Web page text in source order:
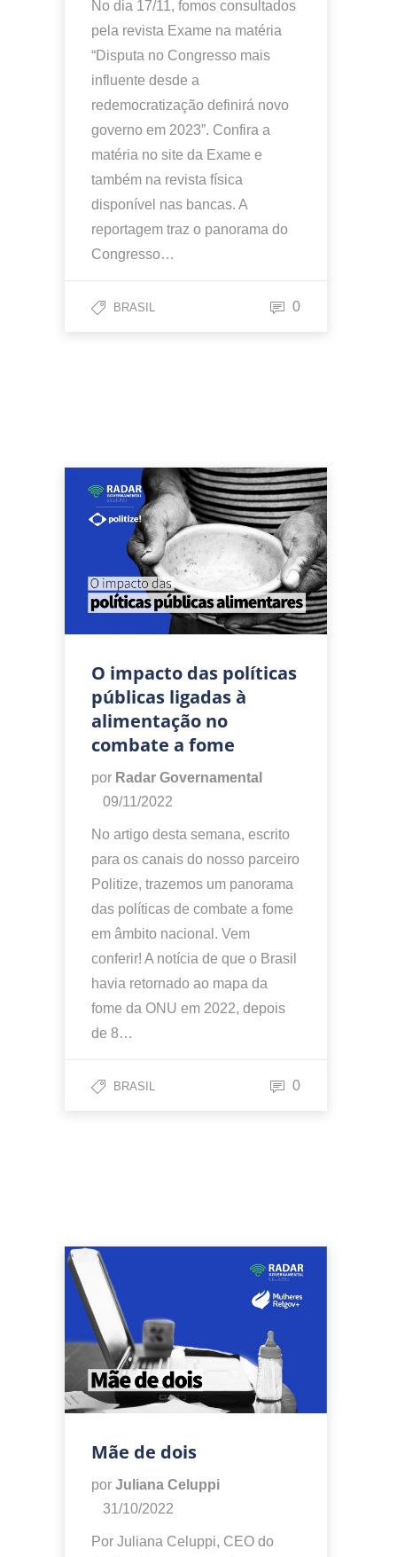
No dia 17/11, fomos consultados
pela revista Exame na matéria
“Disputa no Congresso mais
influente desde a
redemocratização definirá novo
governo em 2023”. Confira a
matéria no site da Exame e
também na revista física
disponível nas bancas. A
reportagem traz o panorama do
Congresso…
BRASIL 0
O impacto das políticas
públicas ligadas à
alimentação no
combate a fome
por Radar Governamental
09/11/2022
No artigo desta semana, escrito
para os canais do nosso parceiro
Politize, trazemos um panorama
das políticas de combate a fome
em âmbito nacional. Vem
conferir! A notícia de que o Brasil
havia retornado ao mapa da
fome da ONU em 2022, depois
de 8…
BRASIL 0
Mãe de dois
por Juliana Celuppi
31/10/2022
Por Juliana Celuppi, CEO do